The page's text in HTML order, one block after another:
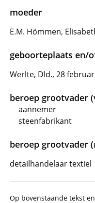
moeder
E.M. Hömmen,
geboorteplaats en/
Werlte, Dld., 28
beroep grootvader
aannemer
steenfabrikant
beroep grootvader
detailhandelaar textiel
Op bovenstaande tekst